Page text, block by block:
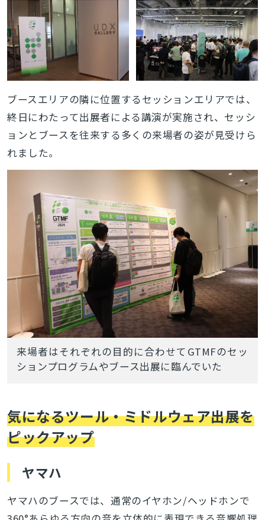
ブースエリアの隣に位置するセッションエリアでは、
終日にわたって出展者による講演が実施され、セッシ
ョンとブースを往来する多くの来場者の姿が見受けら
れました。
来場者はそれぞれの目的に合わせてGTMFのセッ
ションプログラムやブース出展に臨んでいた
気になるツール・ミドルウェア出展を
ピックアップ
ヤマハ
ヤマハのブースでは、通常のイヤホン/ヘッドホンで